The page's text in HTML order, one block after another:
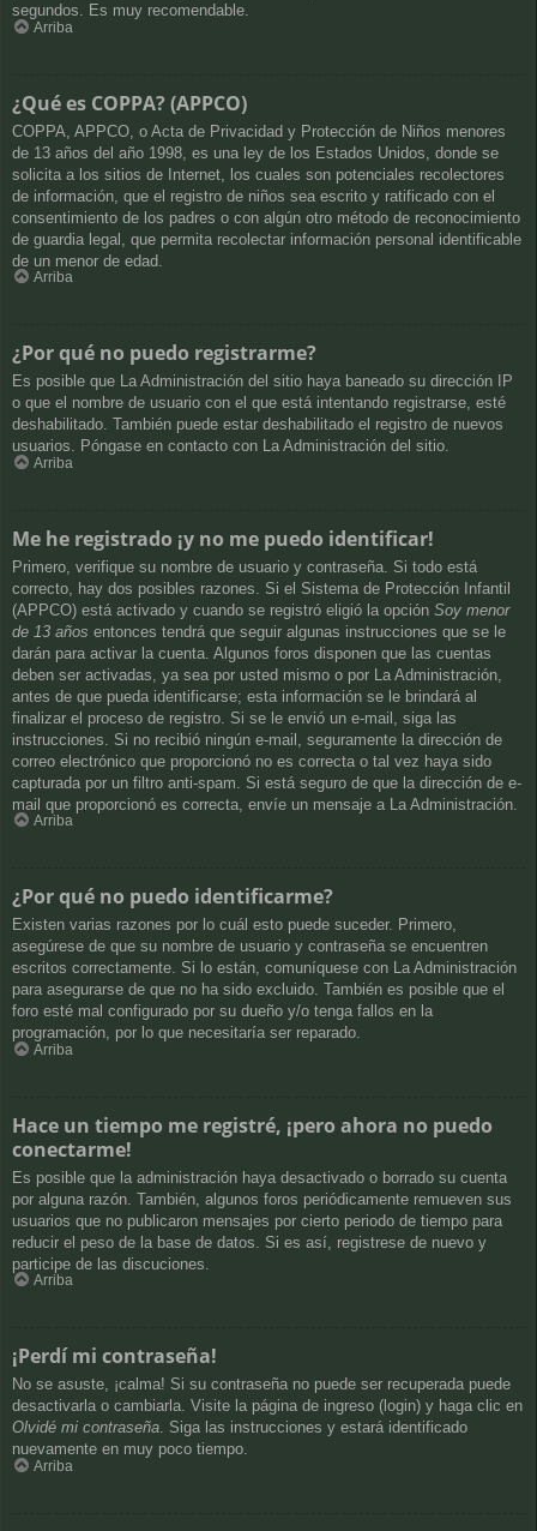
segundos. Es muy recomendable.
Arriba
¿Qué es COPPA? (APPCO)
COPPA, APPCO, o Acta de Privacidad y Protección de Niños menores
de 13 años del año 1998, es una ley de los Estados Unidos, donde se
solicita a los sitios de Internet, los cuales son potenciales recolectores
de información, que el registro de niños sea escrito y ratificado con el
consentimiento de los padres o con algún otro método de reconocimiento
de guardia legal, que permita recolectar información personal identificable
de un menor de edad.
Arriba
¿Por qué no puedo registrarme?
Es posible que La Administración del sitio haya baneado su dirección IP
o que el nombre de usuario con el que está intentando registrarse, esté
deshabilitado. También puede estar deshabilitado el registro de nuevos
usuarios. Póngase en contacto con La Administración del sitio.
Arriba
Me he registrado ¡y no me puedo identificar!
Primero, verifique su nombre de usuario y contraseña. Si todo está
correcto, hay dos posibles razones. Si el Sistema de Protección Infantil
(APPCO) está activado y cuando se registró eligió la opción Soy menor
de 13 años entonces tendrá que seguir algunas instrucciones que se le
darán para activar la cuenta. Algunos foros disponen que las cuentas
deben ser activadas, ya sea por usted mismo o por La Administración,
antes de que pueda identificarse; esta información se le brindará al
finalizar el proceso de registro. Si se le envió un e-mail, siga las
instrucciones. Si no recibió ningún e-mail, seguramente la dirección de
correo electrónico que proporcionó no es correcta o tal vez haya sido
capturada por un filtro anti-spam. Si está seguro de que la dirección de e-
mail que proporcionó es correcta, envíe un mensaje a La Administración.
Arriba
¿Por qué no puedo identificarme?
Existen varias razones por lo cuál esto puede suceder. Primero,
asegúrese de que su nombre de usuario y contraseña se encuentren
escritos correctamente. Si lo están, comuníquese con La Administración
para asegurarse de que no ha sido excluido. También es posible que el
foro esté mal configurado por su dueño y/o tenga fallos en la
programación, por lo que necesitaría ser reparado.
Arriba
Hace un tiempo me registré, ¡pero ahora no puedo
conectarme!
Es posible que la administración haya desactivado o borrado su cuenta
por alguna razón. También, algunos foros periódicamente remueven sus
usuarios que no publicaron mensajes por cierto periodo de tiempo para
reducir el peso de la base de datos. Si es así, registrese de nuevo y
participe de las discuciones.
Arriba
¡Perdí mi contraseña!
No se asuste, ¡calma! Si su contraseña no puede ser recuperada puede
desactivarla o cambiarla. Visite la página de ingreso (login) y haga clic en
Olvidé mi contraseña. Siga las instrucciones y estará identificado
nuevamente en muy poco tiempo.
Arriba